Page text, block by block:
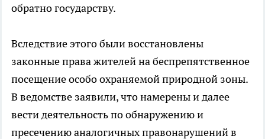
обратно государству.
Вследствие этого были восстановлены
законные права жителей на беспрепятственное
посещение особо охраняемой природной зоны.
В ведомстве заявили, что намерены и далее
вести деятельность по обнаружению и
пресечению аналогичных правонарушений в